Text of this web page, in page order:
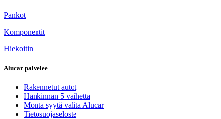
Pankot
Komponentit
Hiekoitin
Alucar palvelee
Rakennetut autot
Hankinnan 5 vaihetta
Monta syytä valita Alucar
Tietosuojaseloste